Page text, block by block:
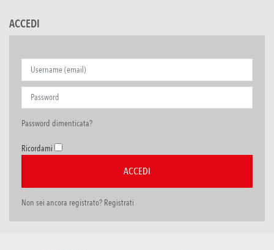
ACCEDI
Password dimenticata?
Ricordami
Non sei ancora registrato? Registrati